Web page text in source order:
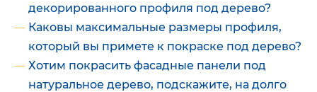
декорированного профиля под дерево?
Каковы максимальные размеры профиля,
который вы примете к покраске под дерево?
Хотим покрасить фасадные панели под
натуральное дерево, подскажите, на долго